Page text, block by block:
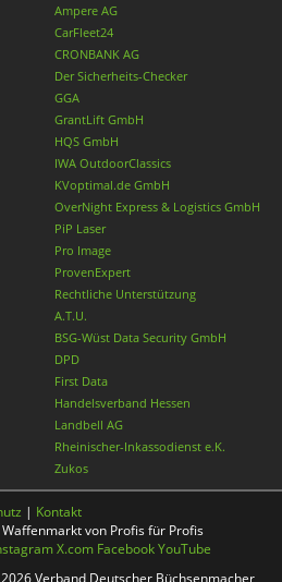
Ampere AG
CarFleet24
CRONBANK AG
Der Sicherheits-Checker
GGA
GrantLift GmbH
HQS GmbH
IWA OutdoorClassics
KVoptimal.de GmbH
OverNight Express & Logistics GmbH
PiP Laser
Pro Image
ProvenExpert
Rechtliche Unterstützung
A.T.U.
BSG-Wüst Data Security GmbH
DPD
First Data
Handelsverband Hessen
Landbell AG
Rheinischer-Inkassodienst e.K.
Zukos
| Kontakt
von Profis für Profis
X.com FacebookYouTube
Verband Deutscher Büchsenmacher